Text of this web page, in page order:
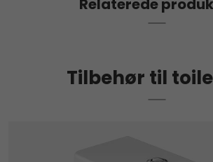
Relaterede
Tilbehør til